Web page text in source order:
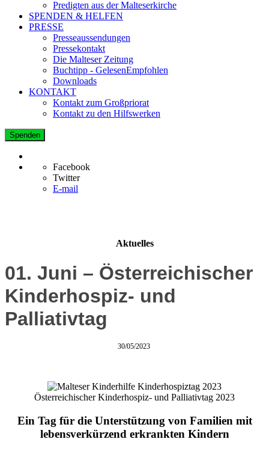
Predigten aus der Malteserkirche
SPENDEN & HELFEN
PRESSE
Presseaussendungen
Pressekontakt
Die Malteser Zeitung
Buchtipp - GelesenEmpfohlen
Downloads
KONTAKT
Kontakt zum Großpriorat
Kontakt zu den Hilfswerken
Spenden
Facebook
Twitter
E-mail
Aktuelles
01. Juni – Österreichischer
Kinderhospiz- und
Palliativtag
30/05/2023
Österreichischer Kinderhospiz- und Palliativtag 2023
Ein Tag für die Unterstützung von Familien mit
lebensverkürzend erkrankten Kindern